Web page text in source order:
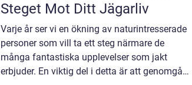
Steget Mot Ditt Jägarliv
Varje år ser vi en ökning av naturintresserade
personer som vill ta ett steg närmare de
många fantastiska upplevelser som jakt
erbjuder. En viktig del i detta är att genomgå